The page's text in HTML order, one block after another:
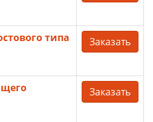
типа
Заказать
Заказать